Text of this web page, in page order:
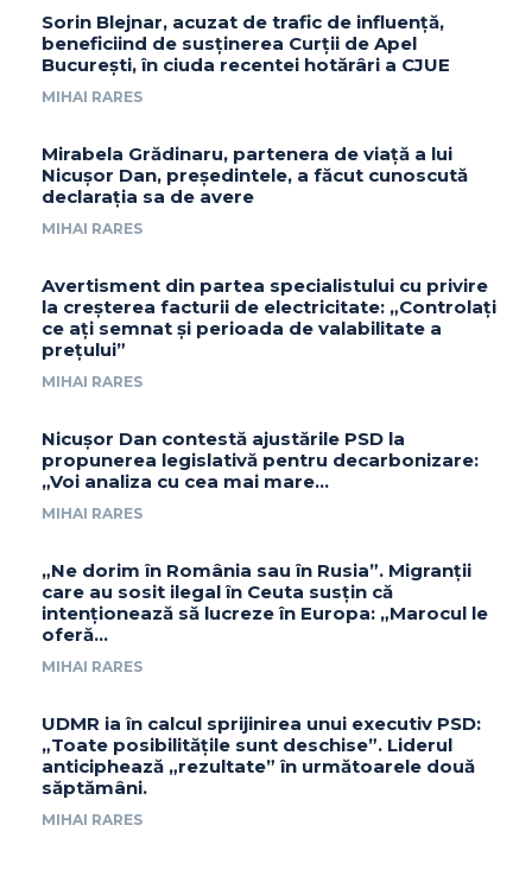
Sorin Blejnar, acuzat de trafic de influență,
beneficiind de susținerea Curții de Apel
București, în ciuda recentei hotărâri a CJUE
MIHAI RARES
Mirabela Grădinaru, partenera de viață a lui
Nicușor Dan, președintele, a făcut cunoscută
declarația sa de avere
MIHAI RARES
Avertisment din partea specialistului cu privire
la creșterea facturii de electricitate: „Controlați
ce ați semnat și perioada de valabilitate a
prețului”
MIHAI RARES
Nicușor Dan contestă ajustările PSD la
propunerea legislativă pentru decarbonizare:
„Voi analiza cu cea mai mare…
MIHAI RARES
„Ne dorim în România sau în Rusia”. Migranții
care au sosit ilegal în Ceuta susțin că
intenționează să lucreze în Europa: „Marocul le
oferă...
MIHAI RARES
UDMR ia în calcul sprijinirea unui executiv PSD:
„Toate posibilitățile sunt deschise”. Liderul
anticiphează „rezultate” în următoarele două
săptămâni.
MIHAI RARES